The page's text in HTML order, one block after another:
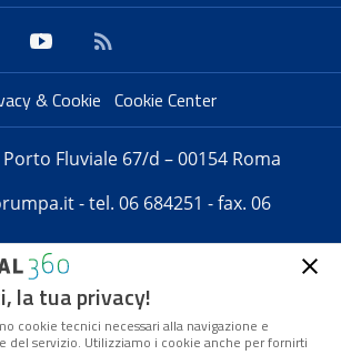
& Cookie Cookie Center
Fluviale 67/d – 00154 Roma
- tel. 06 684251 - fax. 06
pubblicazione telematica iscritta
stampa del Tribunale di Roma -
maggio 2008 - Direttore resp. Michela
la tua privacy!
cookie tecnici necessari alla navigazione e
del servizio. Utilizziamo i cookie anche per fornirti